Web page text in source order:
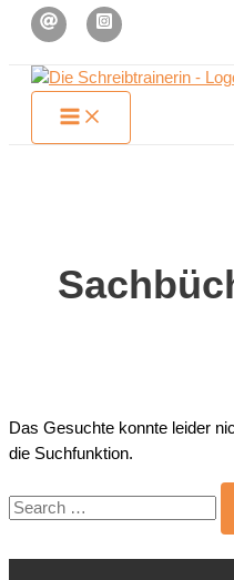
Zum
Inhalt
springen
Das Gesuchte konnte leider
die Suchfunktion.
Suchen
nach: